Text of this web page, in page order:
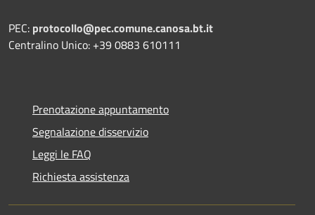
PEC: protocollo@pec.comune.canosa.bt.it
Centralino Unico: +39 0883 610111
Prenotazione appuntamento
Segnalazione disservizio
Leggi le FAQ
Richiesta assistenza